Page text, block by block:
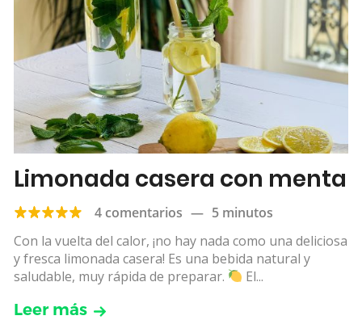
Limonada casera con menta
4 comentarios — 5 minutos
Con la vuelta del calor, ¡no hay nada como una deliciosa
y fresca limonada casera! Es una bebida natural y
saludable, muy rápida de preparar.
El...
Leer más